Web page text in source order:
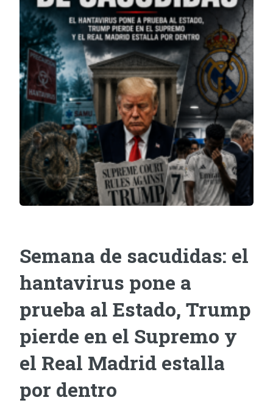
Semana de sacudidas: el
hantavirus pone a
prueba al Estado, Trump
pierde en el Supremo y
el Real Madrid estalla
por dentro